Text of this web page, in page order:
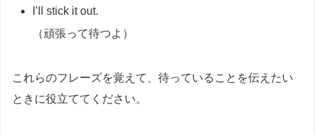
I’ll stick it out.
（頑張って待つよ）
これらのフレーズを覚えて、待っていることを伝えたい
ときに役立ててください。